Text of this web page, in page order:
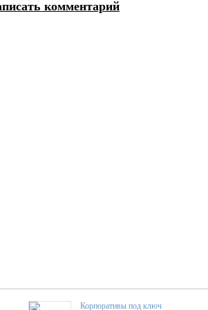
комментарий
Корпоративы под ключ